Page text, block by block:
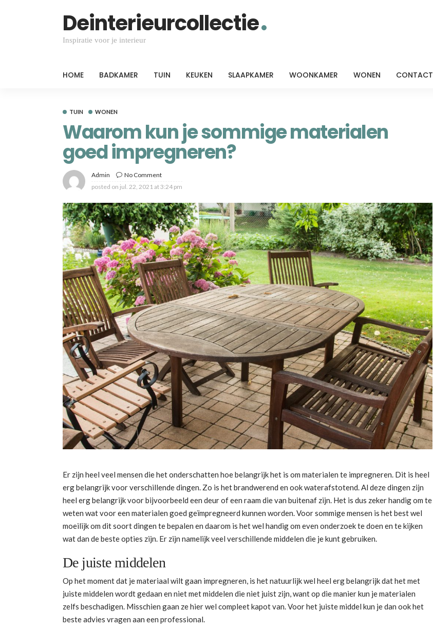
Deinterieurcollectie
Inspiratie voor je interieur
HOME BADKAMER TUIN KEUKEN SLAAPKAMER WOONKAMER WONEN CONTACT
TUIN WONEN
Waarom kun je sommige materialen
goed impregneren?
Admin
No Comment
posted on jul. 22, 2021 at 3:24 pm
Er zijn heel veel mensen die het onderschatten hoe belangrijk het is om materialen te impregneren. Dit is heel
erg belangrijk voor verschillende dingen. Zo is het brandwerend en ook waterafstotend. Al deze dingen zijn
heel erg belangrijk voor bijvoorbeeld een deur of een raam die van buitenaf zijn. Het is dus zeker handig om te
weten wat voor een materialen goed geïmpregneerd kunnen worden. Voor sommige mensen is het best wel
moeilijk om dit soort dingen te bepalen en daarom is het wel handig om even onderzoek te doen en te kijken
wat dan de beste opties zijn. Er zijn namelijk veel verschillende middelen die je kunt gebruiken.
De juiste middelen
Op het moment dat je materiaal wilt gaan impregneren, is het natuurlijk wel heel erg belangrijk dat het met
juiste middelen wordt gedaan en niet met middelen die niet juist zijn, want op die manier kun je materialen
zelfs beschadigen. Misschien gaan ze hier wel compleet kapot van. Voor het juiste middel kun je dan ook het
beste advies vragen aan een professional.